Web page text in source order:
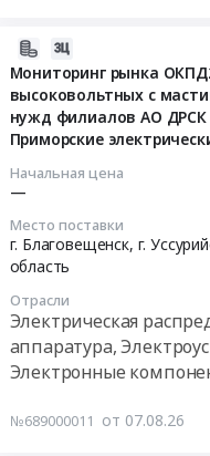
аппаратура,
Электронные
Электрокерамика,
Прочее
Контрольно-
монтаж и обслуживание
Лифтовое и
обслуживание лифтов
Вычислительное
Серверы и их части
Ремонт и
техники и
Аудио-, Видео-, Фото-
Мониторинг рынка
высоковольтных с
нужд филиалов АО ДРСК
Приморские
Начальная цена
—
Место поставки
г. Благовещенск, г.
область
Отрасли
Электрическая
аппаратура,
Электронные
№689000011 от 07.08.26